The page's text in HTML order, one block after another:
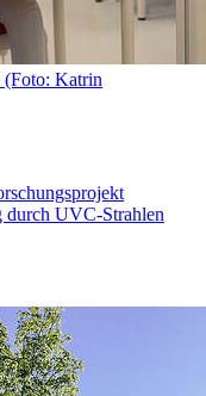
Katrin
durch UVC-Strahlen